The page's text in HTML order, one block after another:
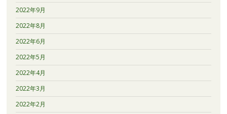
2022年9月
2022年8月
2022年6月
2022年5月
2022年4月
2022年3月
2022年2月